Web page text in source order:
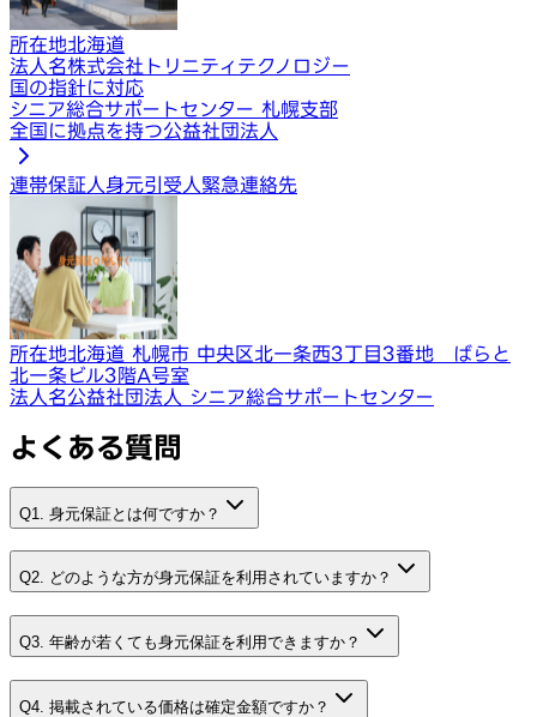
所在地北海道
法人名株式会社トリニティテクノロジー
国の指針に対応
シニア総合サポートセンター 札幌支部
全国に拠点を持つ公益社団法人
連帯保証人身元引受人緊急連絡先
所在地北海道 札幌市 中央区北一条西3丁目3番地 ばらと
北一条ビル3階A号室
法人名公益社団法人 シニア総合サポートセンター
よくある質問
Q1. 身元保証とは何ですか？
Q2. どのような方が身元保証を利用されていますか？
Q3. 年齢が若くても身元保証を利用できますか？
Q4. 掲載されている価格は確定金額ですか？